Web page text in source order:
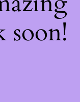
soon!